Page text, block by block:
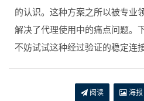
的认识。这种方案之所以被专业
解决了代理使用中的痛点问题。
不妨试试这种经过验证的稳定连
阅读 海报